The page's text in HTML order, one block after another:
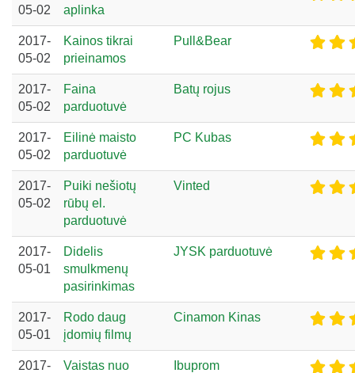
05-02
aplinka
2017-
05-02
Kainos tikrai
prieinamos
Pull&Bear
2017-
05-02
Faina
parduotuvė
Batų rojus
2017-
05-02
Eilinė maisto
parduotuvė
PC Kubas
2017-
05-02
Puiki nešiotų
rūbų el.
parduotuvė
Vinted
2017-
05-01
Didelis
smulkmenų
pasirinkimas
JYSK parduotuvė
2017-
05-01
Rodo daug
įdomių filmų
Cinamon Kinas
2017-
Vaistas nuo
Ibuprom